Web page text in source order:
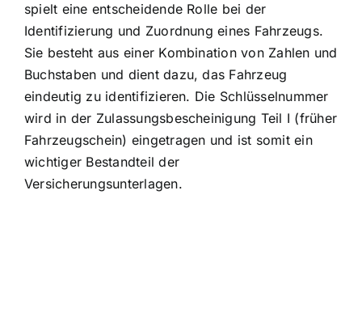
spielt eine entscheidende Rolle bei der
Identifizierung und Zuordnung eines Fahrzeugs.
Sie besteht aus einer Kombination von Zahlen und
Buchstaben und dient dazu, das Fahrzeug
eindeutig zu identifizieren. Die Schlüsselnummer
wird in der Zulassungsbescheinigung Teil I (früher
Fahrzeugschein) eingetragen und ist somit ein
wichtiger Bestandteil der
Versicherungsunterlagen.